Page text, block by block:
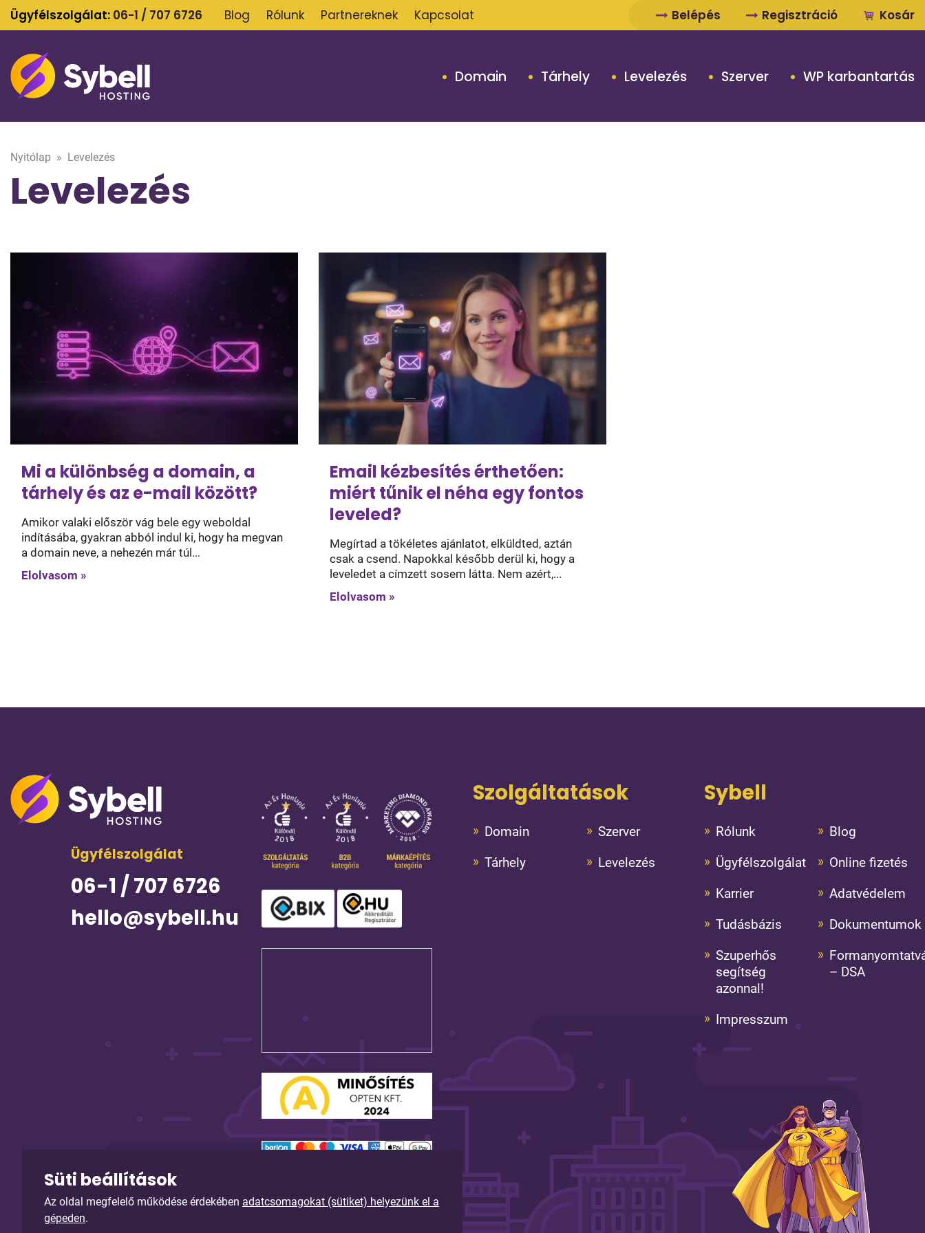
Süti beállítások
Az oldal megfelelő működése érdekében adatcsomagokat (sütiket) helyezünk el a
gépeden.
Ügyfélszolgálat: 06-1 / 707 6726 Blog Rólunk Partnereknek Kapcsolat Belépés Regisztráció Kosár
Domain Tárhely Levelezés Szerver WP karbantartás
Nyitólap » Levelezés
Levelezés
Mi a különbség a domain, a
tárhely és az e-mail között?
Amikor valaki először vág bele egy weboldal
indításába, gyakran abból indul ki, hogy ha megvan
a domain neve, a nehezén már túl...
Elolvasom »
Email kézbesítés érthetően:
miért tűnik el néha egy fontos
leveled?
Megírtad a tökéletes ajánlatot, elküldted, aztán
csak a csend. Napokkal később derül ki, hogy a
leveledet a címzett sosem látta. Nem azért,...
Elolvasom »
Ügyfélszolgálat
06-1 / 707 6726
hello@sybell.hu
Szolgáltatások
Domain
Szerver
Tárhely
Levelezés
Sybell
Rólunk
Blog
Ügyfélszolgálat
Online fizetés
Karrier
Adatvédelem
Tudásbázis
Dokumentumok
Szuperhős
segítség
azonnal!
– DSA
Impresszum